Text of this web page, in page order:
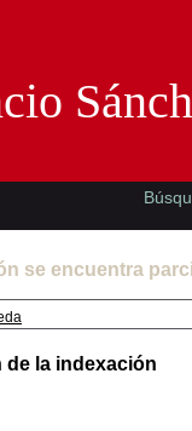
se encuentra
de la indexación